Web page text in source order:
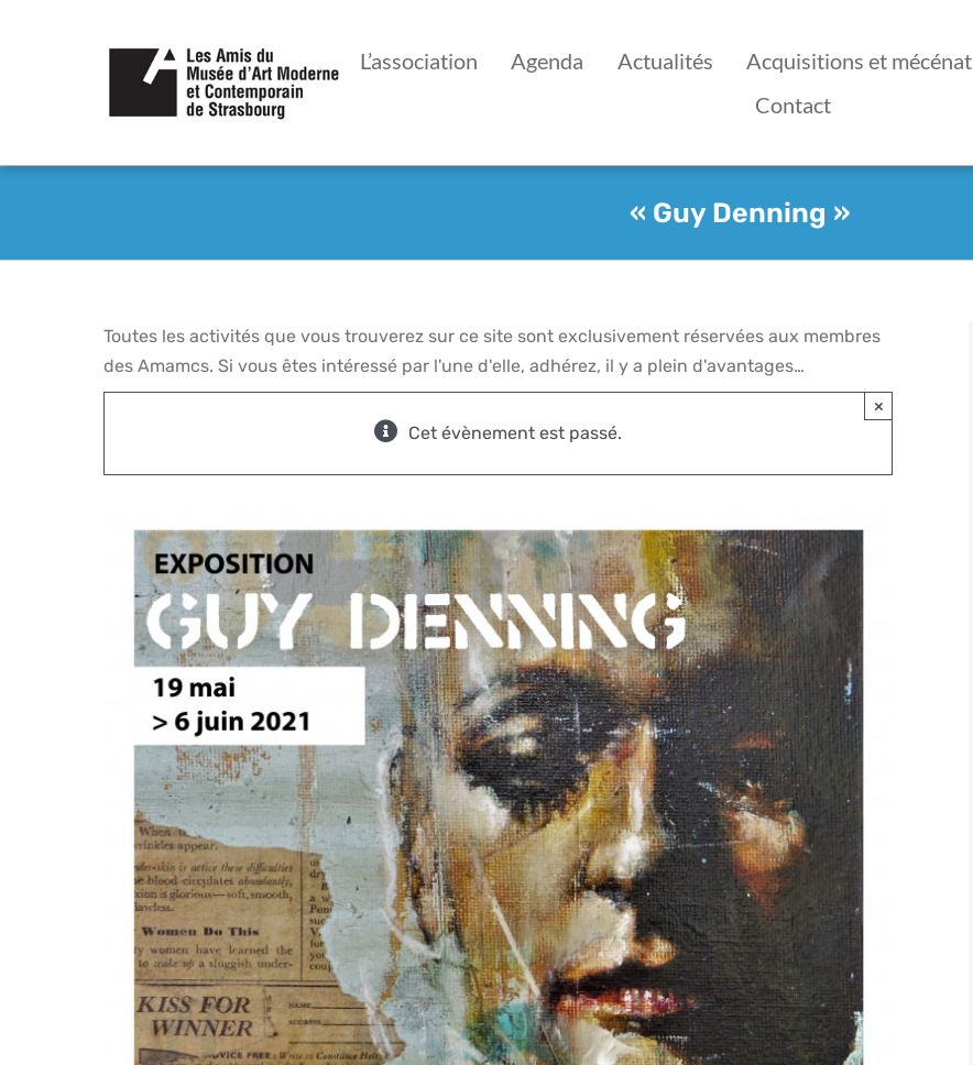
L’association Agenda Actualités Acquisitions et mécénat
Contact
« Guy Denning »
Toutes les activités que vous trouverez sur ce site sont exclusivement réservées aux membres
des Amamcs. Si vous êtes intéressé par l'une d'elle, adhérez, il y a plein d'avantages…
Cet évènement est passé.
×